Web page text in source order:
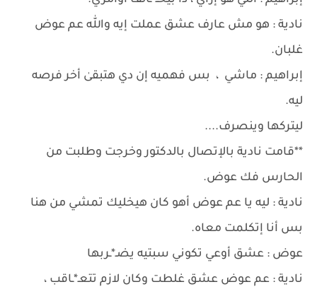
نادية : هو مش عارف عشق عملت إيه والله عم عوض
غلبان.
إبراهيم : ماشي ، بس فهميه إن دي هتبقىٰ أخر فرصه
ليه.
ليتركها وينصرف....
**قامت نادية بالإتصال بالدكتور وخرجت وطلبت من
الحارس فك عوض.
نادية : ليه يا عم عوض أهو كان هيخليك تمشي من هنا
بس أنا إتكلمت معاه.
عوض : عشق أوعي تكوني سبتيه يضـ*ـربها
نادية : عم عوض عشق غلطت وكان لازم تتعـ*ـاقب ،